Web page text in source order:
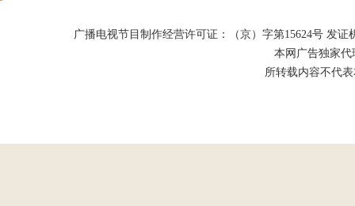
广播电视节目制作经营许可证：（京）字第15624号 发证
本网广告独家
所转载内容不代